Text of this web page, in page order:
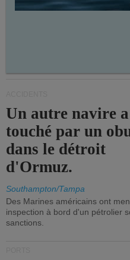
Un autre navire
touché par un
dans le détroit
d'Ormuz.
Southampton/Tampa
Des Marines américains ont
inspection à bord d'un pétrolier
sanctions.